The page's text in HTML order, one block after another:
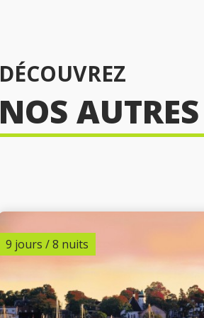
DÉCOUVREZ
NOS
9 jours / 8 nuits